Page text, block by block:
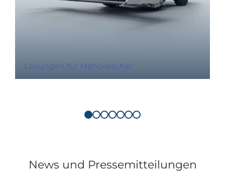
Lösungen für Mähdrescher
News und Pressemitteilungen